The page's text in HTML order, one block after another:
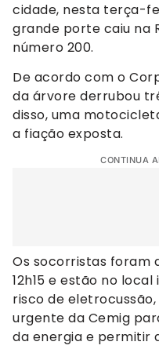
cidade, nesta terça-
grande porte caiu na
número 200.
De acordo com o
da árvore derrubou
disso, uma
a fiação exposta.
CONTINUA
Os socorristas foram
12h15 e estão no
risco de
urgente da Cemig
da energia e permitir